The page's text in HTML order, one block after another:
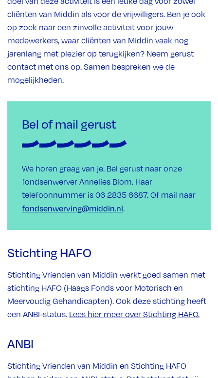
cliënten van Middin als voor de vrijwilligers. Ben je ook
op zoek naar een zinvolle activiteit voor jouw
medewerkers, waar cliënten van Middin vaak nog
jarenlang met plezier op terugkijken? Neem gerust
contact met ons op. Samen bespreken we de
mogelijkheden.
Bel of mail gerust
We horen graag van je. Bel gerust naar onze
fondsenwerver Annelies Blom. Haar
telefoonnummer is 06 2835 6687. Of mail naar
fondsenwerving@middin.nl.
Stichting HAFO
Stichting Vrienden van Middin werkt goed samen met
stichting HAFO (Haags Fonds voor Motorisch en
Meervoudig Gehandicapten). Ook deze stichting heeft
een ANBI-status. Lees hier meer over Stichting HAFO.
ANBI
Stichting Vrienden van Middin en Stichting HAFO